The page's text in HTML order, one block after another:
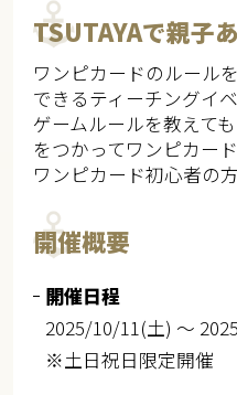
TSUTAYAで親子
ワンピカードのルール
できるティーチングイベ
ゲームルールを教えて
をつかってワンピカー
ワンピカード初心者の
開催概要
開催日程
2025/10/11(土) ～
※土日祝日限定開催